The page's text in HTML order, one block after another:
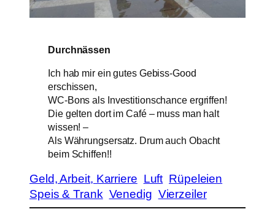
Durchnässen
Ich hab mir ein gutes Gebiss-Good
erschissen,
WC-Bons als Investitionschance ergriffen!
Die gelten dort im Café – muss man halt
wissen! –
Als Währungsersatz. Drum auch Obacht
beim Schiffen!!
Geld, Arbeit, Karriere Luft Rüpeleien
Speis & Trank Venedig Vierzeiler